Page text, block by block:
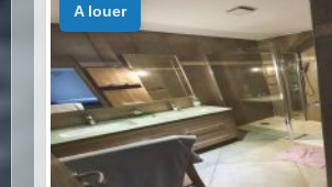
a louer